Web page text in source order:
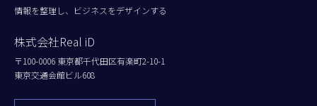
情報を整理し、ビジネスをデザインする
株式会社Real iD
〒100-0006 東京都千代田区有楽町2-10-1
東京交通会館ビル608